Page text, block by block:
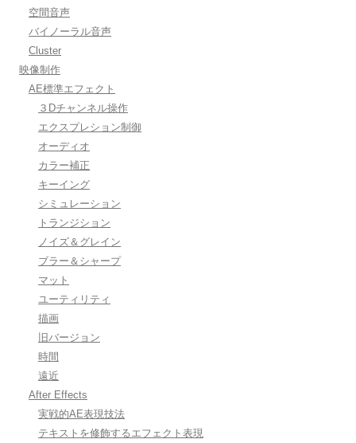
空間音声
バイノーラル音声
Cluster
映像制作
AE標準エフェクト
３Dチャンネル操作
エクスプレション制御
オーディオ
カラー補正
キーイング
シミュレーション
トランジション
ノイズ＆グレイン
ブラー＆シャープ
マット
ユーティリティ
描画
旧バージョン
時間
遠近
After Effects
実戦的AE表現技法
テキストを修飾するエフェクト表現